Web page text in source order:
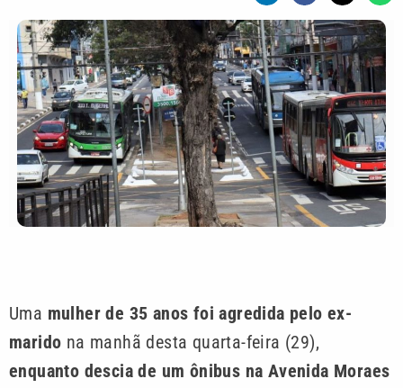
Uma mulher de 35 anos foi agredida pelo ex-
marido na manhã desta quarta-feira (29),
enquanto descia de um ônibus na Avenida Moraes